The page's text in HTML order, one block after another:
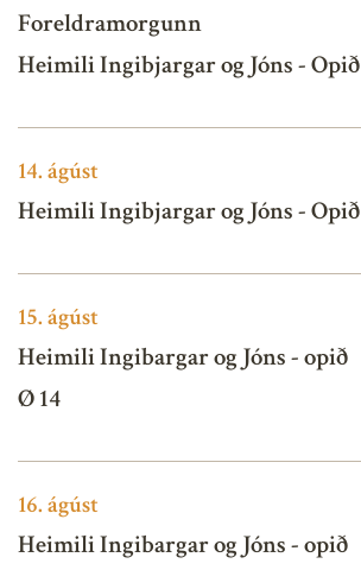
Foreldramorgunn
Heimili Ingibjargar og Jóns - Opið
14.ágúst
Heimili Ingibjargar og Jóns - Opið
15.ágúst
Heimili Ingibargar og Jóns - opið
Ø 14
16.ágúst
Heimili Ingibargar og Jóns - opið